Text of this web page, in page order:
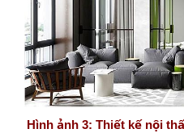
Hình ảnh 3: Thiết kế nội